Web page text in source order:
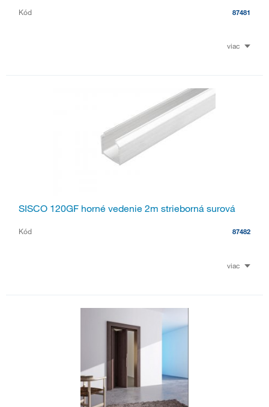
Kód 87481
viac
SISCO 120GF horné vedenie 2m strieborná surová
Kód 87482
viac